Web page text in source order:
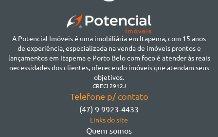
A Potencial Imóveis é uma imobiliária em Itapema, com 15 anos
de experiência, especializada na venda de imóveis prontos e
lançamentos em Itapema e Porto Belo com foco é atender às reais
necessidades dos clientes, oferecendo imóveis que atendam seus
objetivos.
CRECI 2912J
Telefone p/ contato
(47) 9 9923-4433
Links do site
Quem somos